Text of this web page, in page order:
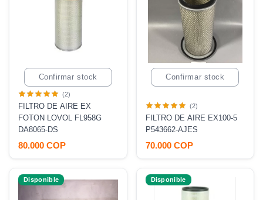
Confirmar stock
(2)
FILTRO DE AIRE EX
FOTON LOVOL FL958G
DA8065-DS
80.000 COP
Confirmar stock
(2)
FILTRO DE AIRE EX100-5
P543662-AJES
70.000 COP
Disponible Disponible